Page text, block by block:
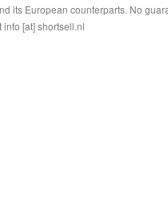
its European counterparts. No
[at] shortsell.nl